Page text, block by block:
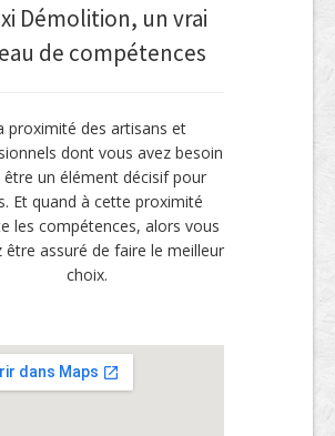
Démolition, un vrai
de compétences
proximité des artisans et
dont vous avez besoin
être un élément décisif pour
Et quand à cette proximité
les compétences, alors vous
être assuré de faire le meilleur
choix.